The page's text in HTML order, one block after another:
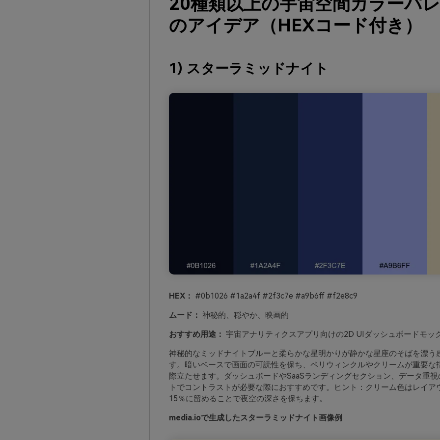
のアイデア（HEXコード付き）
1) スターラミッドナイト
HEX： #0b1026 #1a2a4f #2f3c7e #a9b6ff #f2e8c9
ムード： 神秘的、穏やか、映画的
おすすめ用途： 宇宙アナリティクスアプリ向けの2D UIダッシュボードモッ
神秘的なミッドナイトブルーと柔らかな星明かりが静かな星座のそばを漂う
す。暗いベースで画面の可読性を保ち、ペリウィンクルやクリームが重要な
際立たせます。ダッシュボードやSaaSランディングセクション、データ重
トでコントラストが必要な際におすすめです。ヒント：クリーム色はレイア
15％に留めることで夜空の深さを保ちます。
media.ioで生成したスターラミッドナイト画像例